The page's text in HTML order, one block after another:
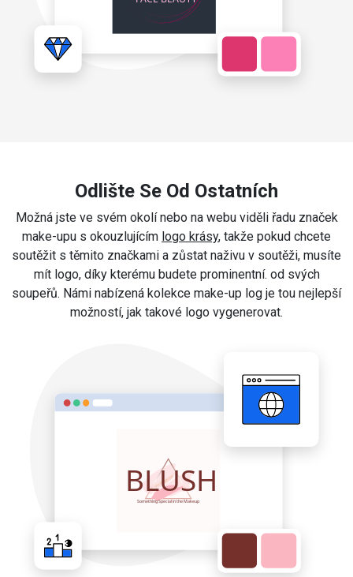
Odlište Se Od Ostatních
Možná jste ve svém okolí nebo na webu viděli řadu značek
make-upu s okouzlujícím logo krásy, takže pokud chcete
soutěžit s těmito značkami a zůstat naživu v soutěži, musíte
mít logo, díky kterému budete prominentní. od svých
soupeřů. Námi nabízená kolekce make-up log je tou nejlepší
možností, jak takové logo vygenerovat.